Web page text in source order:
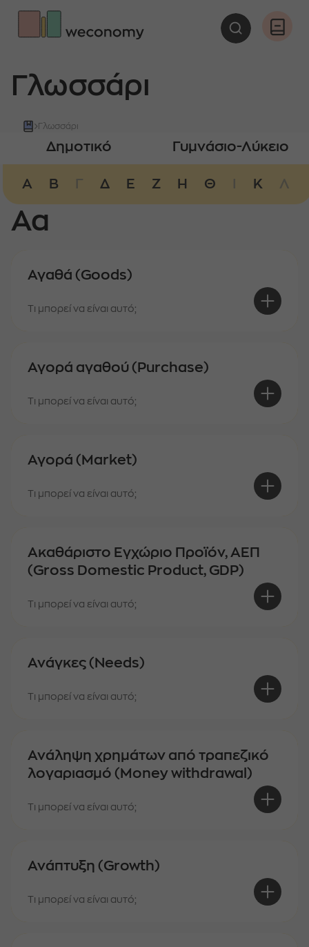
Γλωσσάρι
Γλωσσάρι
Δημοτικό
Α Β Γ Δ Ε Ζ Η Θ Κ Λ
Γυμνάσιο-Λύκειο
Αα
Αγαθά (Goods)
Τι μπορεί να είναι αυτό;
Αγορά αγαθού (Purchase)
Τι μπορεί να είναι αυτό;
Αγορά (Market)
Τι μπορεί να είναι αυτό;
Ακαθάριστο Εγχώριο Προϊόν, ΑΕΠ
(Gross Domestic Product, GDP)
Τι μπορεί να είναι αυτό;
Ανάγκες (Needs)
Τι μπορεί να είναι αυτό;
Ανάληψη χρημάτων από τραπεζικό
λογαριασμό (Money withdrawal)
Τι μπορεί να είναι αυτό;
Ανάπτυξη (Growth)
Τι μπορεί να είναι αυτό;